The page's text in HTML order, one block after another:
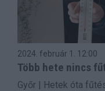
2024. február 1. 12:00
Több hete nincs
Győr | Hetek óta